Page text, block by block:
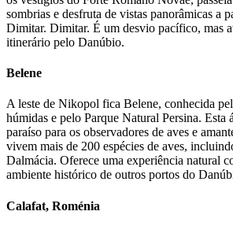
sombrias e desfruta de vistas panorâmicas a
Dimitar. Dimitar. É um desvio pacífico, mas
itinerário pelo Danúbio.
Belene
A leste de Nikopol fica Belene, conhecida
húmidas e pelo Parque Natural Persina. Esta
paraíso para os observadores de aves e
vivem mais de 200 espécies de aves,
Dalmácia. Oferece uma experiência natural
ambiente histórico de outros portos do
Calafat, Roménia